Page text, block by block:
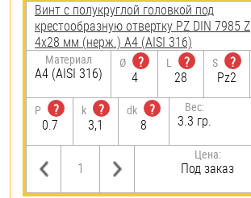
Винт с полукруглой головкой под
крестообразную отвертку PZ DIN 7985 Z
4х28 мм (нерж.) A4 (AISI 316)
Материал
A4 (AISI 316)
Ø
?
4
L
?
28
S
?
Pz2
P
?
0.7
k
?
3,1
dk
?
8
Вес:
3.3 гр.
Цена:
Под заказ